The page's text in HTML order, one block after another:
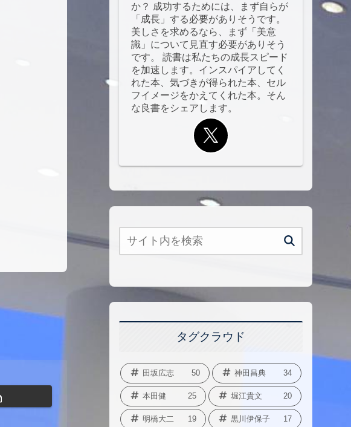
か？ 成功するためには、まず自らが
「成長」する必要がありそうです。
美しさを求めるなら、まず「美意
識」について見直す必要がありそう
です。 読書は私たちの成長スピード
を加速します。インスパイアしてく
れた本、気づきが得られた本、セル
フイメージをかえてくれた本。そん
な良書をシェアします。
タグクラウド
田坂広志 50 神田昌典 34
本田健 25 堀江貴文 20
明橋大二 19 黒川伊保子 17